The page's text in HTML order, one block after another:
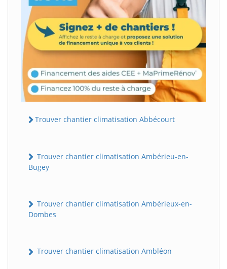
Trouver chantier climatisation Abbécourt
Trouver chantier climatisation Ambérieu-en-
Bugey
Trouver chantier climatisation Ambérieux-en-
Dombes
Trouver chantier climatisation Ambléon